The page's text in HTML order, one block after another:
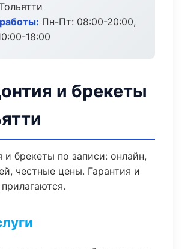
Пн-Пт: 08:00-20:00,
18:00
и брекеты
и брекеты по записи: онлайн,
честные цены. Гарантия и